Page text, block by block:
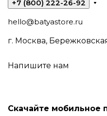
+7 (800) 222-26-92
hello@batyastore.ru
г. Москва,
Напишите нам
Скачайте мобильное